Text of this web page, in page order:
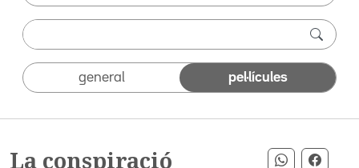
general pel·lícules
La conspiració
Compartir